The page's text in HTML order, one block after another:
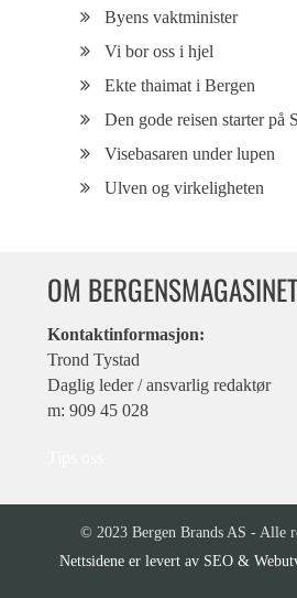
Byens vaktminister
Vi bor oss i hjel
Ekte thaimat i Bergen
Den gode reisen starter på
Visebasaren under lupen
Ulven og virkeligheten
OM
Kontaktinformasjon:
Trond Tystad
Daglig leder / ansvarlig redaktør
m: 909 45 028
© 2023 Bergen Brands AS - Alle
Nettsidene er levert av SEO &